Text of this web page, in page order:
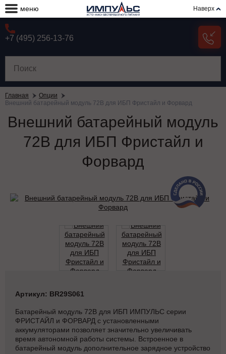
меню Наверх
+7 (495) 256-13-76
Главная
Опции
Внешний батарейный модуль 72В для ИБП Фристайл и Форвард
Внешний батарейный модуль
72В для ИБП Фристайл и
Форвард
Артикул: BR29S061
Батарейный модуль 72В для ИБП ИМПУЛЬС серии
ФРИСТАЙЛ и ФОРВАРД с установленными
аккумуляторами позволяет значительно увеличивать
время автономной работы системы. Встроенное в
батарейный модуль дополнительное зарядное устройство